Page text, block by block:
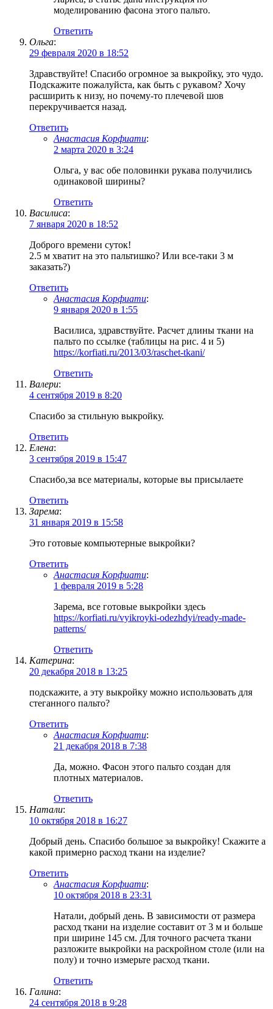
моделированию фасона этого пальто.
Ответить
Ольга:
29 февраля 2020 в 18:52
Здравствуйте! Спасибо огромное за выкройку, это чудо.
Подскажите пожалуйста, как быть с рукавом? Хочу
расширить к низу, но почему-то плечевой шов
перекручивается назад.
Ответить
Анастасия Корфиати:
2 марта 2020 в 3:24
Ольга, у вас обе половинки рукава получились
одинаковой ширины?
Ответить
Василиса:
7 января 2020 в 18:52
Доброго времени суток!
2.5 м хватит на это пальтишко? Или все-таки 3 м
заказать?)
Ответить
Анастасия Корфиати:
9 января 2020 в 1:55
Василиса, здравствуйте. Расчет длины ткани на
пальто по ссылке (таблицы на рис. 4 и 5)
https://korfiati.ru/2013/03/raschet-tkani/
Ответить
Валери:
4 сентября 2019 в 8:20
Спасибо за стильную выкройку.
Ответить
Елена:
3 сентября 2019 в 15:47
Спасибо,за все материалы, которые вы присылаете
Ответить
Зарема:
31 января 2019 в 15:58
Это готовые компьютерные выкройки?
Ответить
Анастасия Корфиати:
1 февраля 2019 в 5:28
Зарема, все готовые выкройки здесь
https://korfiati.ru/vyikroyki-odezhdyi/ready-made-
patterns/
Ответить
Катерина:
20 декабря 2018 в 13:25
подскажите, а эту выкройку можно использовать для
стеганного пальто?
Ответить
Анастасия Корфиати:
21 декабря 2018 в 7:38
Да, можно. Фасон этого пальто создан для
плотных материалов.
Ответить
Натали:
10 октября 2018 в 16:27
Добрый день. Спасибо большое за выкройку! Скажите а
какой примерно расход ткани на изделие?
Ответить
Анастасия Корфиати:
10 октября 2018 в 23:31
Натали, добрый день. В зависимости от размера
расход ткани на изделие составит от 3 м и больше
при ширине 145 см. Для точного расчета ткани
разложите выкройки на раскройном столе (или на
полу) и точно измерьте расход ткани.
Ответить
Галина:
24 сентября 2018 в 9:28